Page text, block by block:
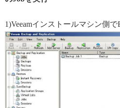
1)Veeamインストールマシン側で